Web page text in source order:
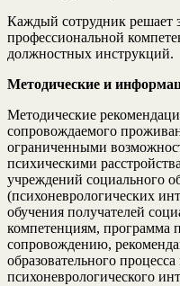
Каждый сотрудник решает
профессиональной
должностных инструкций.
Методические и
Методические
сопровождаемого
ограниченными
психическими
учреждений социального
(психоневрологических
обучения получателей
компетенциям, программа
сопровождению,
образовательного
психоневрологического